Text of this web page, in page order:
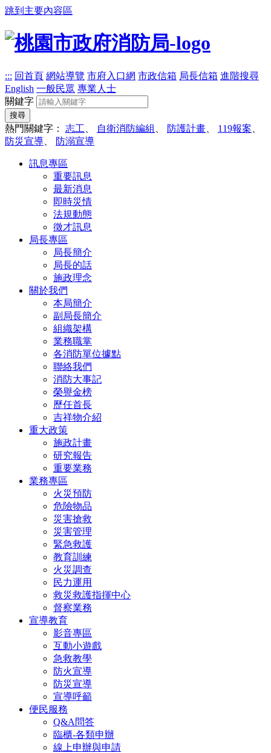
跳到主要內容區
::: 回首頁 網站導覽 市府入口網 市政信箱 局長信箱 進階搜尋
English 一般民眾 專業人士
關鍵字
搜尋
熱門關鍵字： 志工 自衛消防編組 防護計畫 119報案
防災宣導
防溺宣導
訊息專區
重要訊息
最新消息
即時災情
法規動態
徵才訊息
局長專區
局長簡介
局長的話
施政理念
關於我們
本局簡介
副局長簡介
組織架構
業務職掌
各消防單位據點
聯絡我們
消防大事記
榮譽金榜
歷任首長
吉祥物介紹
重大政策
施政計畫
研究報告
重要業務
業務專區
火災預防
危險物品
災害搶救
災害管理
緊急救護
教育訓練
火災調查
民力運用
救災救護指揮中心
督察業務
宣導教育
影音專區
互動小遊戲
急救教學
防火宣導
防災宣導
宣導呼籲
便民服務
Q&A問答
臨櫃-各類申辦
線上申辦與申請